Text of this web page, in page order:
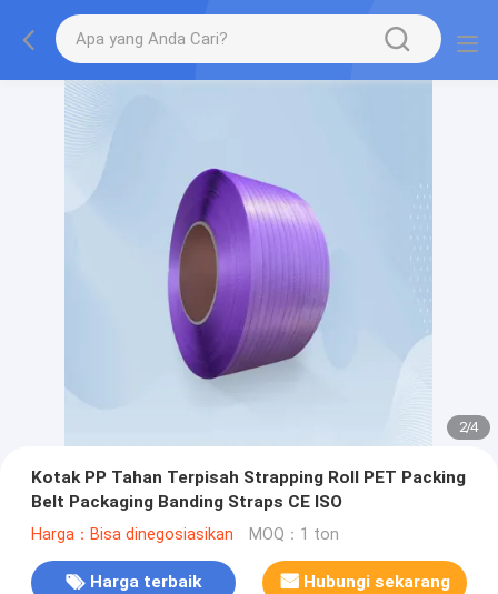
2/4
Kotak PP Tahan Terpisah Strapping Roll PET Packing
Belt Packaging Banding Straps CE ISO
Harga：Bisa dinegosiasikan MOQ：1 ton
Harga terbaik Hubungi sekarang